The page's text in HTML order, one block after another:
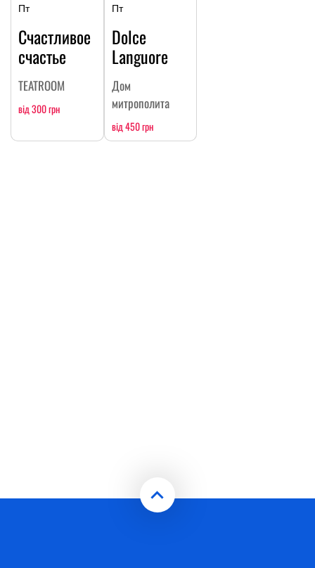
Пт
Счастливое
счастье
TEATROOM
від 300 грн
Пт
Dolce
Languore
Дом
митрополита
від 450 грн